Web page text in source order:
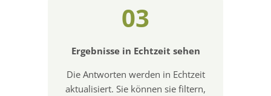
03
Ergebnisse in Echtzeit sehen
Die Antworten werden in Echtzeit
aktualisiert. Sie können sie filtern,